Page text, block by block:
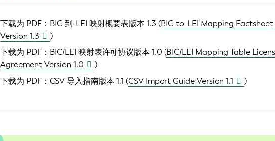
下载为 PDF： BIC-到-LEI 映射概要表版本 1.3 (BIC-to-LEI Mapping Factsheet
Version 1.3
)
下载为 PDF： BIC/LEI 映射表许可协议版本 1.0 (BIC/LEI Mapping Table
Agreement Version 1.0
)
下载为 PDF：CSV 导入指南版本 1.1 (CSV Import Guide Version 1.1 )